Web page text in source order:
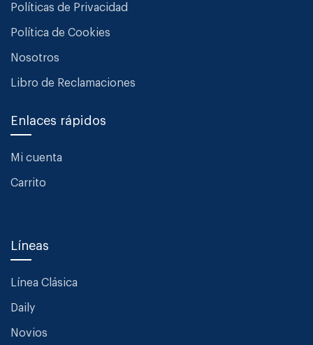
Políticas de Privacidad
Política de Cookies
Nosotros
Libro de Reclamaciones
Enlaces rápidos
Mi cuenta
Carrito
Líneas
Línea Clásica
Daily
Novios